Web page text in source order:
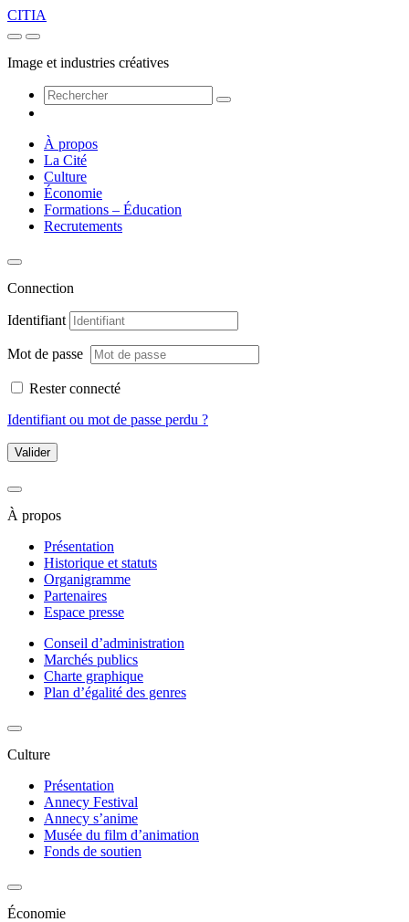
CITIA
Image et industries créatives
À propos
La Cité
Culture
Économie
Formations – Éducation
Recrutements
Connection
Identifiant
Mot de passe
Rester connecté
Identifiant ou mot de passe perdu ?
Valider
À propos
Présentation
Historique et statuts
Organigramme
Partenaires
Espace presse
Conseil d’administration
Marchés publics
Charte graphique
Plan d’égalité des genres
Culture
Présentation
Annecy Festival
Annecy s’anime
Musée du film d’animation
Fonds de soutien
Économie